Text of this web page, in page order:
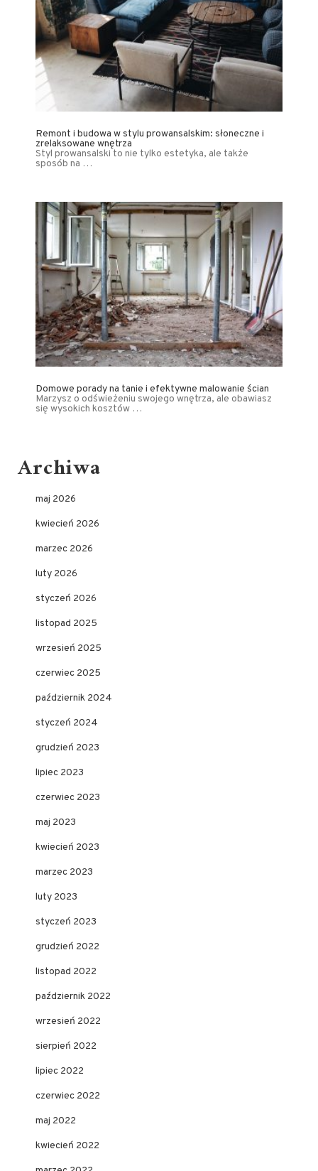
Remont i budowa w stylu prowansalskim: słoneczne i
zrelaksowane wnętrza
Styl prowansalski to nie tylko estetyka, ale także
sposób na …
Domowe porady na tanie i efektywne malowanie ścian
Marzysz o odświeżeniu swojego wnętrza, ale obawiasz
się wysokich kosztów …
Archiwa
maj 2026
kwiecień 2026
marzec 2026
luty 2026
styczeń 2026
listopad 2025
wrzesień 2025
czerwiec 2025
październik 2024
styczeń 2024
grudzień 2023
lipiec 2023
czerwiec 2023
maj 2023
kwiecień 2023
marzec 2023
luty 2023
styczeń 2023
grudzień 2022
listopad 2022
październik 2022
wrzesień 2022
sierpień 2022
lipiec 2022
czerwiec 2022
maj 2022
kwiecień 2022